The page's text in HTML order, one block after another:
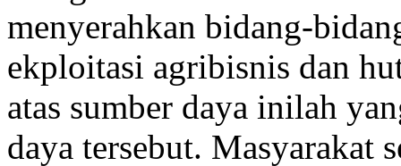
menyerahkan bidang-
ekploitasi agribisnis dan
atas sumber daya inilah
daya tersebut. Masyarakat